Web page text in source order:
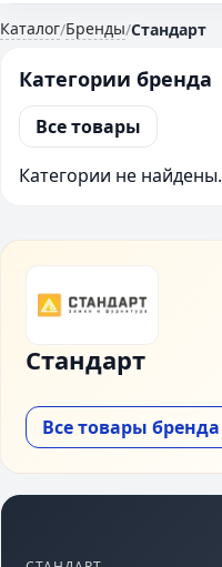
Каталог/Бренды/Стандарт
Категории бренда
Все товары
Категории не найдены.
Стандарт
Все товары бренда